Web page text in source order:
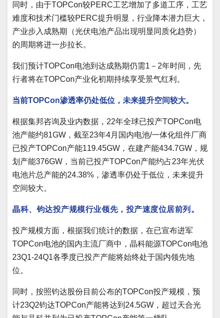
同时，由于TOPCon较PERC工艺增加了多道工序，工艺
难度和技术门槛较PERC提升明显，行业降本潜力巨大，
产业步入成熟期（光伏电池产品出现明显同质化趋势）
的周期将进一步拉长。
我们预计TOPCon电池到达成熟期仍需1－2年时间，先
行者将在TOPCon产业化初期持续享受景气红利。
当前TOPCon渗透率仍处低位，未来提升空间较大。
根据集邦咨询及业内数据，22年全球已投产TOPCon电
池产能约81GW，截至23年4月国内电池/一体化组件厂商
已投产TOPCon产能119.45GW，在建产能434.7GW，规
划产能376GW，当前已投产TOPCon产能约占23年光伏
电池片总产能的24.38%，渗透率仍处于低位，未来提升
空间较大。
晶科、钧达投产规模行业领先，投产速度位居前列。
投产规模方面，根据我们统计的数据，在已宣布进军
TOPCon电池的国内主流厂商中，晶科能源TOPCon电池
23Q1-24Q1各季度已投产产能将始终处于国内领先地
位。
同时，按照钧达股份目前公布的TOPCon投产规模，预
计23Q2钧达TOPCon产能将达到24.5GW，超过天合光